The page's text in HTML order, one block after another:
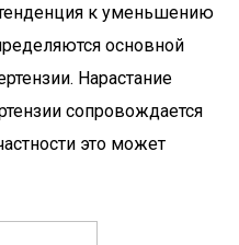
к уменьшению
основной
Нарастание
сопровождается
это может